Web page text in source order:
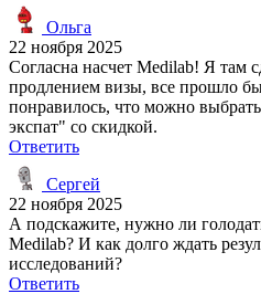
Ольга
22 ноября 2025
Согласна насчет Medilab! Я там
продлением визы, все прошло
понравилось, что можно
экспат" со скидкой.
Ответить
Сергей
22 ноября 2025
А подскажите, нужно ли
Medilab? И как долго ждать
исследований?
Ответить